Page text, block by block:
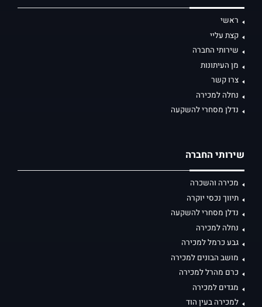
ראשי
קצת עליי
שירותי החברה
מן העיתונות
צרו קשר
נחלה למכירה
נדלן מסחרי להשקעה
שירותי החברה
מכירה והשכרה
תיווך נכסי יוקרה
נדלן מסחרי להשקעה
נחלה למכירה
גבע כרמל למכירה
מושב הבונים למכירה
כרם מהרל למכירה
מגדים למכירה
למכירה בעין הוד